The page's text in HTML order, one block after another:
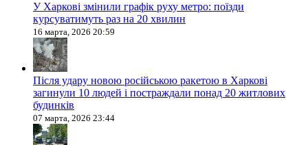
У Харкові змінили графік руху метро: поїзди
курсуватимуть раз на 20 хвилин
16 марта, 2026 20:59
Після удару новою російською ракетою в Харкові
загинули 10 людей і постраждали понад 20 житлових
будинків
07 марта, 2026 23:44